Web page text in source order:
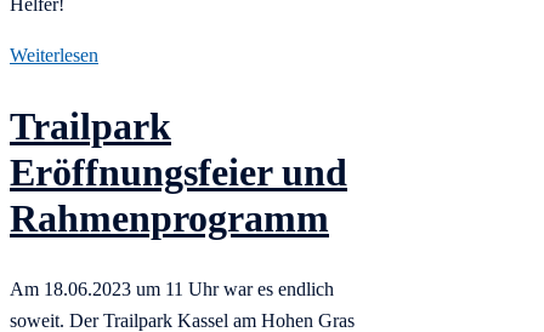
Weiterlesen
Trailpark
Eröffnungsfeier und
Rahmenprogramm
Am 18.06.2023 um 11 Uhr war es endlich
soweit. Der Trailpark Kassel am Hohen Gras